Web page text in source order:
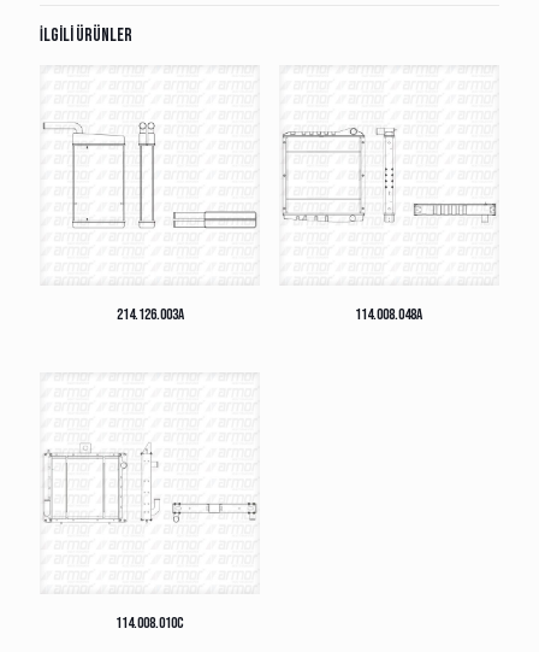
İlgili ürünler
214.126.003A 114.008.048A
114.008.010C